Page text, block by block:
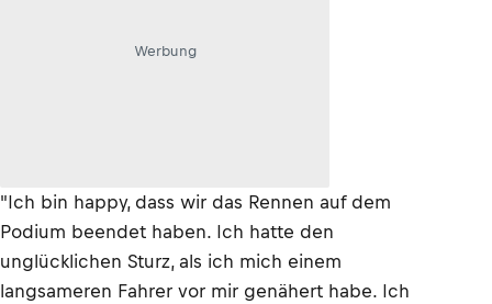
Werbung
"Ich bin happy, dass wir das Rennen auf dem
Podium beendet haben. Ich hatte den
unglücklichen Sturz, als ich mich einem
langsameren Fahrer vor mir genähert habe. Ich